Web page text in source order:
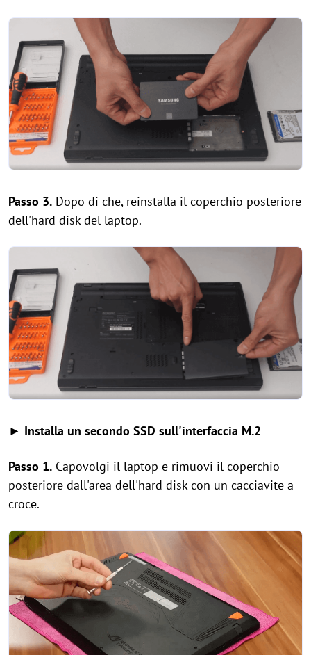
Passo 3. Dopo di che, reinstalla il coperchio posteriore
dell'hard disk del laptop.
► Installa un secondo SSD sull'interfaccia M.2
Passo 1. Capovolgi il laptop e rimuovi il coperchio
posteriore dall'area dell'hard disk con un cacciavite a
croce.